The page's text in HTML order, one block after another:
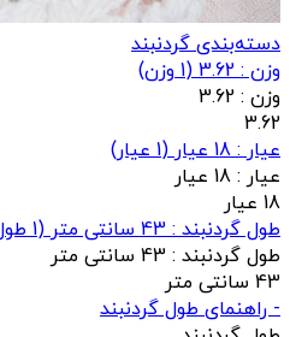
دسته‌بندی گردنبند
وزن : 3.62
(
1 وزن)
وزن : 3.62
3.62
عيار : 18 عیار
(
1 عيار)
عيار : 18 عیار
18 عیار
طول گردنبند : 43 سانتی متر
(
1
طول گردنبند : 43 سانتی متر
43 سانتی متر
- راهنمای طول گردنبند